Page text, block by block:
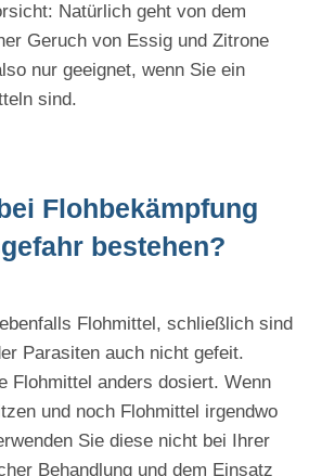
Natürlich geht von dem
Geruch von Essig und Zitrone
nur geeignet, wenn Sie ein
sind.
Flohbekämpfung
bestehen?
Flohmittel, schließlich sind
Parasiten auch nicht gefeit.
Flohmittel anders dosiert. Wenn
und noch Flohmittel irgendwo
Sie diese nicht bei Ihrer
Behandlung und dem Einsatz